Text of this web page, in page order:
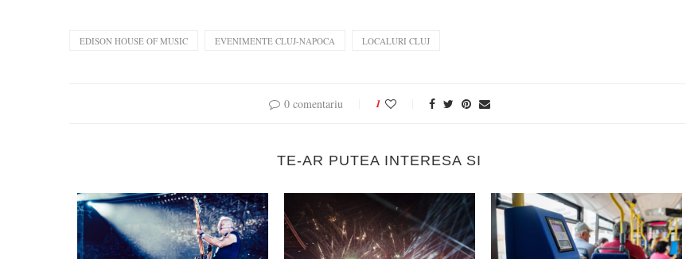
EDISON HOUSE OF MUSIC EVENIMENTE CLUJ-NAPOCA LOCALURI CLUJ
0 comentariu 1
TE-AR PUTEA INTERESA SI